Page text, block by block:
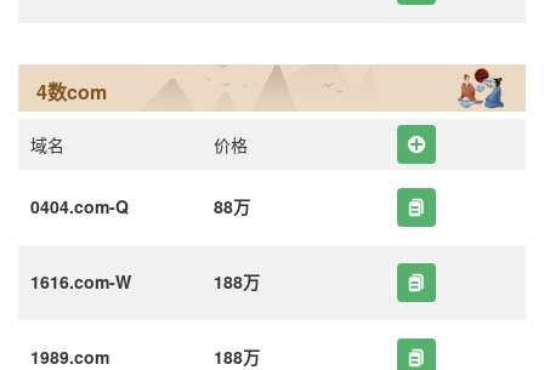
4数com
域名 价格
0404.com-Q 88万
1616.com-W 188万
1989.com 188万